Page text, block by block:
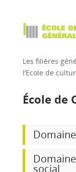
Les filières
l’Ecole de
École de
social